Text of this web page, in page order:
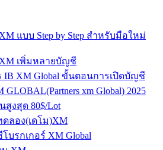
แบบ Step by Step สำหรับมือใหม่
เพิ่มหลายบัญชี
IB XM Global ขั้นตอนการเปิดบัญชี
xm Global) 2025
งสุด 80$/Lot
ลอง(เดโม)XM
บรกเกอร์ XM Global